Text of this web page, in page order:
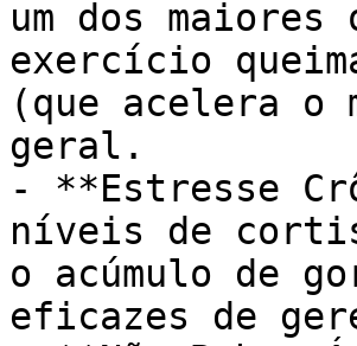
um dos
exercício
(que acelera o
geral.
- **Estresse
níveis de
o acúmulo de
eficazes de